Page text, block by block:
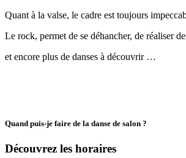
Quant à la valse, le cadre est toujours
Le rock, permet de se déhancher, de réaliser
et encore plus de danses à découvrir …
Quand puis-je faire de la danse de salon ?
Découvrez les horaires